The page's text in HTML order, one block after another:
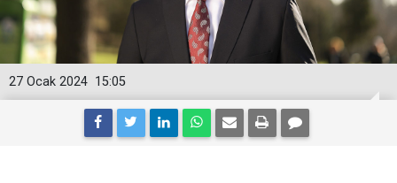
15:05
27 Ocak 2024